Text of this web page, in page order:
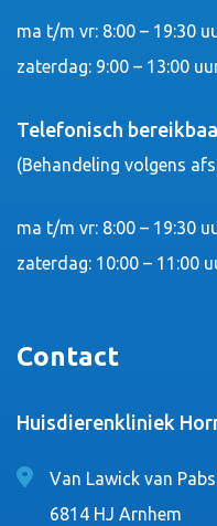
ma t/m vr: 8:00 – 19:30
zaterdag: 9:00 – 13:00
Telefonisch
(Behandeling volgens
ma t/m vr: 8:00 – 19:30
zaterdag: 10:00 – 11:00
Contact
Huisdierenkliniek
Van Lawick van
6814 HJ Arnhem